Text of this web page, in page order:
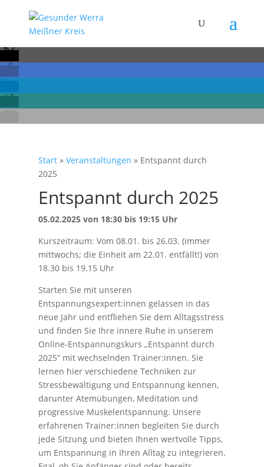
Start » Veranstaltungen » Entspannt durch
2025
Entspannt durch 2025
05.02.2025 von 18:30 bis 19:15 Uhr
Kurszeitraum: Vom 08.01. bis 26.03. (immer
mittwochs; die Einheit am 22.01. entfällt!) von
18.30 bis 19.15 Uhr
Starten Sie mit unseren
Entspannungsexpert:innen gelassen in das
neue Jahr und entfliehen Sie dem Alltagsstress
und finden Sie Ihre innere Ruhe in unserem
Online-Entspannungskurs „Entspannt durch
2025“ mit wechselnden Trainer:innen. Sie
lernen hier verschiedene Techniken zur
Stressbewältigung und Entspannung kennen,
darunter Atemübungen, Meditation und
progressive Muskelentspannung. Unsere
erfahrenen Trainer:innen begleiten Sie durch
jede Sitzung und bieten Ihnen wertvolle Tipps,
um Entspannung in Ihren Alltag zu integrieren.